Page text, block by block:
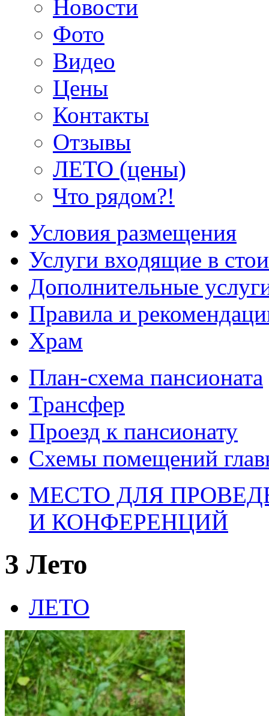
Новости
Фото
Видео
Цены
Контакты
Отзывы
ЛЕТО (цены)
Что рядом?!
Условия размещения
Услуги входящие в
Дополнительные
Правила и
Храм
План-схема пансионата
Трансфер
Проезд к пансионату
Схемы помещений
МЕСТО ДЛЯ
И КОНФЕРЕНЦИЙ
3 Лето
ЛЕТО